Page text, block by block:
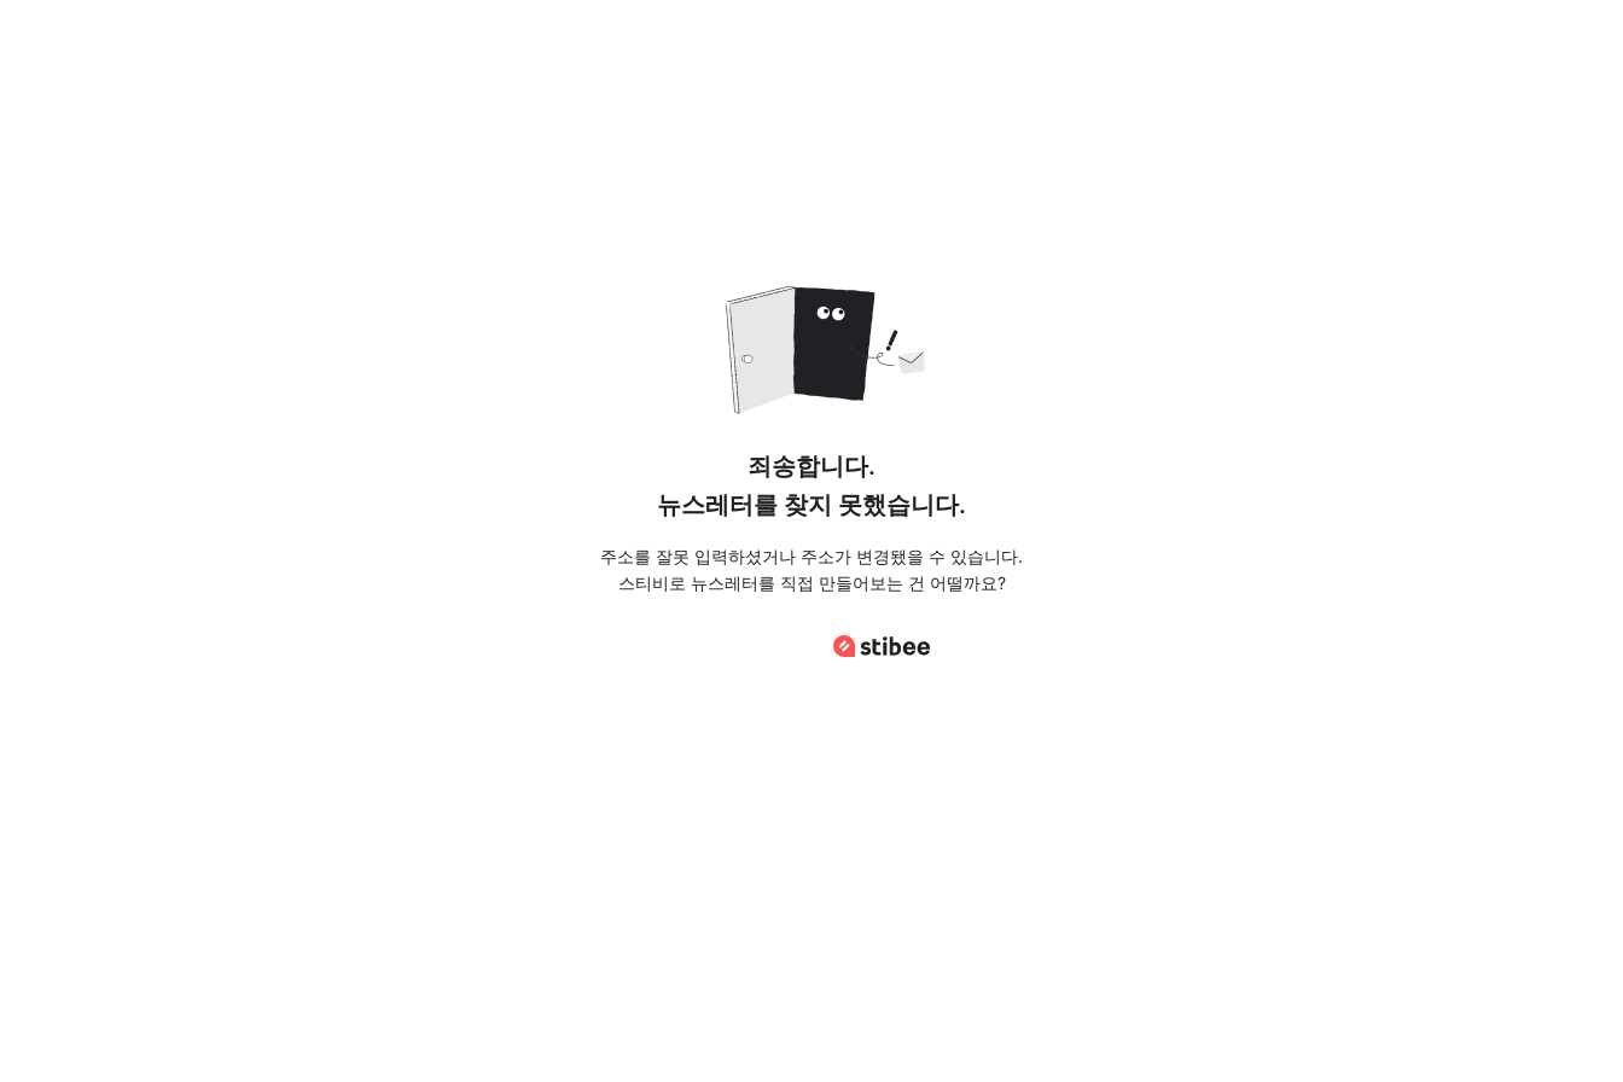
죄송합니다.
뉴스레터를 찾지 못했습니다.
주소를 잘못 입력하셨거나 주소가 변경됐을 수 있습니다.
스티비로 뉴스레터를 직접 만들어보는 건 어떨까요?